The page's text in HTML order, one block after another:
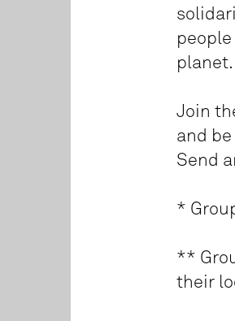
planet.
Join
and
Send
*
**
their